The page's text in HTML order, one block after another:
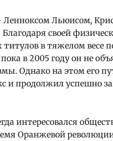
Льюисом,
своей
в тяжелом весе
в 2005 году он не
Однако на этом его
и продолжил успешно
интересовался
Оранжевой